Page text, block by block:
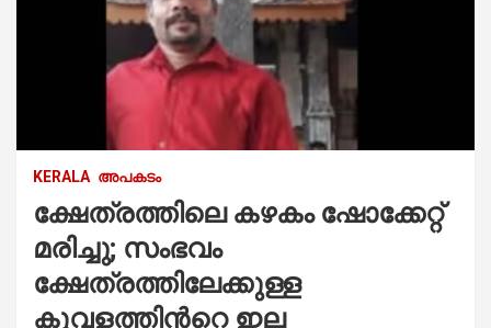
KERALA അപകടം
ക്ഷേത്രത്തിലെ കഴകം ഷോക്കേറ്റ്
മരിച്ചു; സംഭവം
ക്ഷേത്രത്തിലേക്കുള്ള
കൂവളത്തിന്‍റെ ഇല